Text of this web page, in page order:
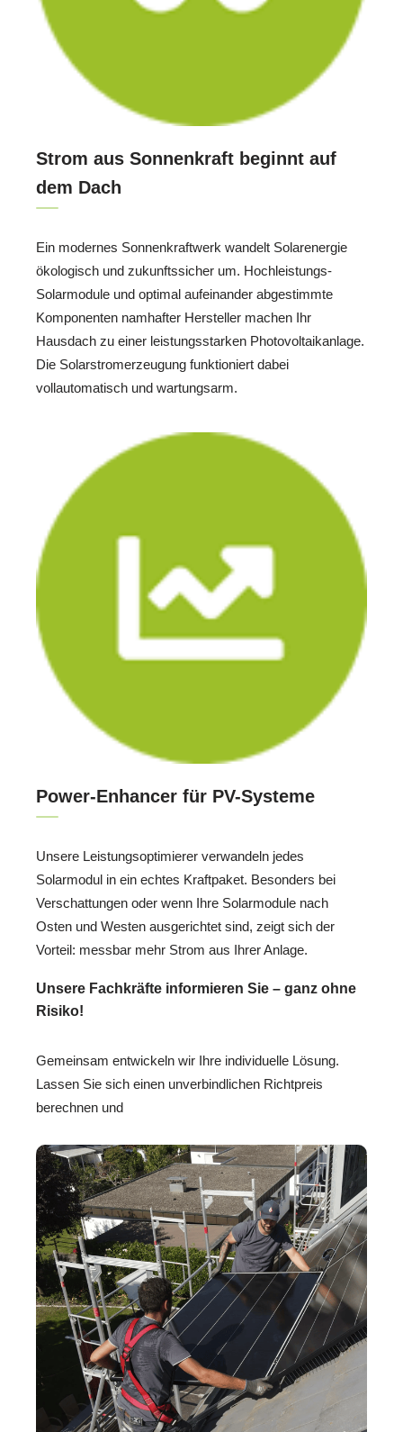
Strom aus Sonnenkraft beginnt auf
dem Dach
Ein modernes Sonnenkraftwerk wandelt Solarenergie
ökologisch und zukunftssicher um. Hochleistungs-
Solarmodule und optimal aufeinander abgestimmte
Komponenten namhafter Hersteller machen Ihr
Hausdach zu einer leistungsstarken Photovoltaikanlage.
Die Solarstromerzeugung funktioniert dabei
vollautomatisch und wartungsarm.
Power-Enhancer für PV-Systeme
Unsere Leistungsoptimierer verwandeln jedes
Solarmodul in ein echtes Kraftpaket. Besonders bei
Verschattungen oder wenn Ihre Solarmodule nach
Osten und Westen ausgerichtet sind, zeigt sich der
Vorteil: messbar mehr Strom aus Ihrer Anlage.
Unsere Fachkräfte informieren Sie – ganz ohne
Risiko!
Gemeinsam entwickeln wir Ihre individuelle Lösung.
Lassen Sie sich einen unverbindlichen Richtpreis
berechnen und